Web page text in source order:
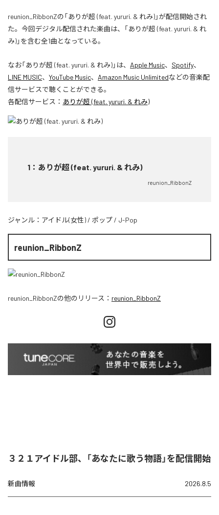
reunion_RibbonZの「ありが超 (feat. yururi. & れみ)」が配信開始され
た。今回デジタル配信された楽曲は、「ありが超 (feat. yururi. & れ
み)」を含む全1曲となっている。
なお「ありが超 (feat. yururi. & れみ)」は、 Apple Music、 Spotify、
LINE MUSIC、 YouTube Music、 Amazon Music Unlimitedなどの音楽配
信サービスで聴くことができる。
各配信サービス： ありが超 (feat. yururi. & れみ)
1 ： ありが超 (feat. yururi. & れみ)
reunion_RibbonZ
ジャンル： アイドル(女性) / ポップ / J-Pop
reunion_RibbonZ
reunion_RibbonZの他のリリース： reunion_RibbonZ
３２１アイドル部、「あなたに歌う物語」を配信開始
新曲情報 2026.8.5